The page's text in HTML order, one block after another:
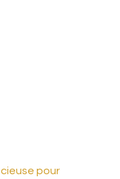
pour